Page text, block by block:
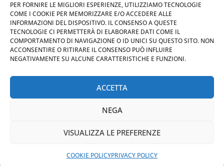
PER FORNIRE LE MIGLIORI ESPERIENZE, UTILIZZIAMO TECNOLOGIE
COME I COOKIE PER MEMORIZZARE E/O ACCEDERE ALLE
INFORMAZIONI DEL DISPOSITIVO. IL CONSENSO A QUESTE
TECNOLOGIE CI PERMETTERÀ DI ELABORARE DATI COME IL
COMPORTAMENTO DI NAVIGAZIONE O ID UNICI SU QUESTO SITO. NON
ACCONSENTIRE O RITIRARE IL CONSENSO PUÒ INFLUIRE
NEGATIVAMENTE SU ALCUNE CARATTERISTICHE E FUNZIONI.
ACCETTA
NEGA
VISUALIZZA LE PREFERENZE
COOKIE POLICYPRIVACY POLICY
chiavicodificate@gmail.com
Privacy Policy
Cookie Policy
MAPS
CHIAMA ORA
PREVENTIVO IMMEDIATO